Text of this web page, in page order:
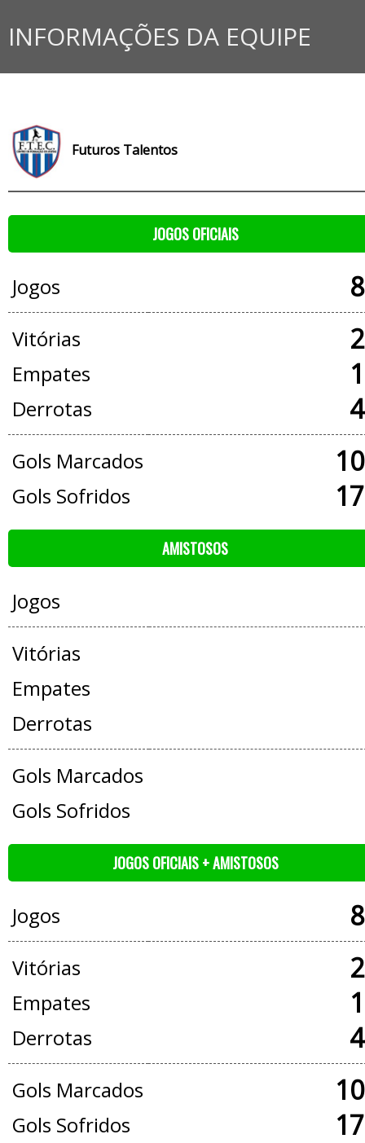
INFORMAÇÕES DA EQUIPE
Futuros Talentos
JOGOS OFICIAIS
Jogos
Vitórias
Empates
Derrotas
Gols Marcados
Gols Sofridos
AMISTOSOS
Jogos
Vitórias
Empates
Derrotas
Gols Marcados
Gols Sofridos
JOGOS OFICIAIS + AMISTOSOS
Jogos
Vitórias
Empates
Derrotas
Gols Marcados
Gols Sofridos